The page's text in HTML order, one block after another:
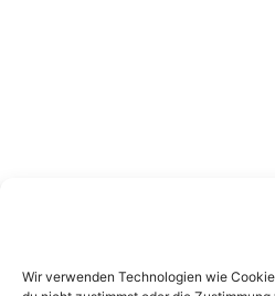
Wir verwenden Technologien wie